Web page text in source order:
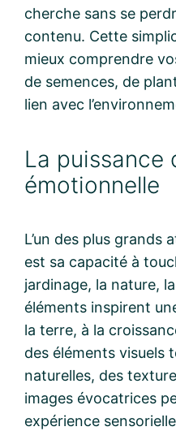
cherche sans se
contenu. Cette
mieux comprendre
de semences, de
lien avec
La puissance
émotionnelle
L’un des plus grands
est sa capacité à
jardinage, la nature,
éléments inspirent
la terre, à la
des éléments visuels
naturelles, des
images évocatrices
expérience